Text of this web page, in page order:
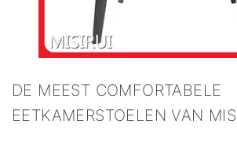
DE MEEST COMFORTABELE
EETKAMERSTOELEN VAN